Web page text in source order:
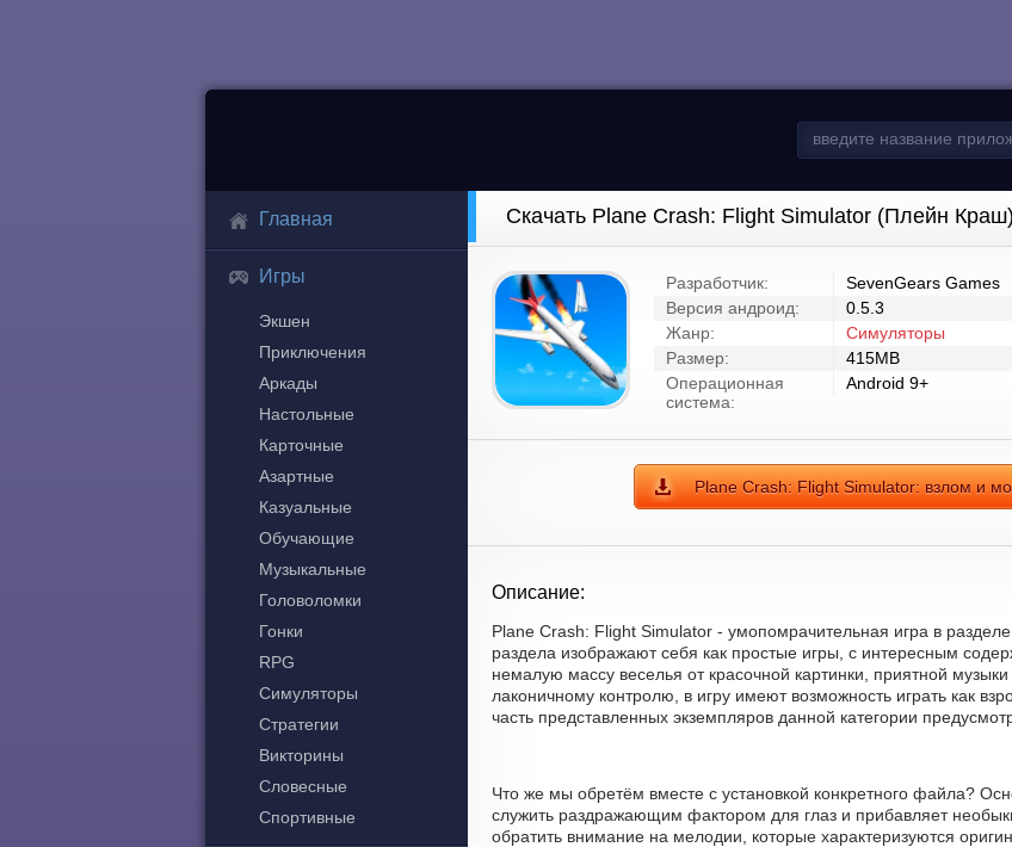
Главная
Игры
Экшен
Приключения
Аркады
Настольные
Карточные
Азартные
Казуальные
Обучающие
Музыкальные
Головоломки
Гонки
RPG
Симуляторы
Стратегии
Викторины
Словесные
Спортивные
Скачать Plane Crash: Flight Simulator (Плейн
Разработчик:
SevenGears Games
Версия андроид:
0.5.3
Жанр:
Симуляторы
Размер:
415MB
Операционная
система:
Android 9+
Plane Crash: Flight Simulator: взлом и
Описание:
Plane Crash: Flight Simulator - умопомрачительная игра в
раздела изображают себя как простые игры, с интересным
немалую массу веселья от красочной картинки, приятной
лаконичному контролю, в игру имеют возможность играть как
часть представленных экземпляров данной категории
Что же мы обретём вместе с установкой конкретного файла?
служить раздражающим фактором для глаз и прибавляет
обратить внимание на мелодии, которые характеризуются